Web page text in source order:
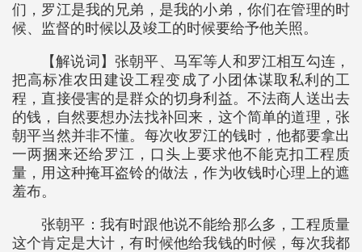
们，罗江是我的兄弟，是我的小弟，你们在管理的时
候、监督的时候以及竣工的时候要给予他关照。
【解说词】张朝平、马军等人和罗江相互勾连，
把高标准农田建设工程变成了小团体谋取私利的工
程，直接侵害的是群众的切身利益。不法商人送出去
的钱，自然要想办法找补回来，这个简单的道理，张
朝平当然并非不懂。每次收罗江的钱时，他都要拿出
一两捆来还给罗江，口头上要求他不能克扣工程质
量，用这种掩耳盗铃的做法，作为收钱时心理上的遮
羞布。
张朝平：我有时跟他说不能给那么多，工程质量
这个肯定是大计，有时候他给我钱的时候，每次我都